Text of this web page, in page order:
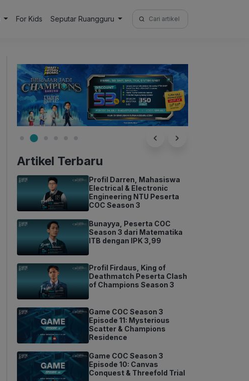
For Kids Seputar Ruangguru
Search
for:
Artikel Terbaru
Profil Darren, Mahasiswa
Electrical & Electronic
Engineering NTU Peserta
COC Season 3
Bunayya, Peserta COC
Season 3 dari Matematika
ITB dengan IPK 3,99
Profil Firdaus, King of
Deathmatch Peserta Clash
of Champions Season 3
Game COC Season 3
Episode 11: Mysterious
Scatter & Champions
Residence
Game COC Season 3
Episode 10: Canvas
Conquest & Threefold Trial